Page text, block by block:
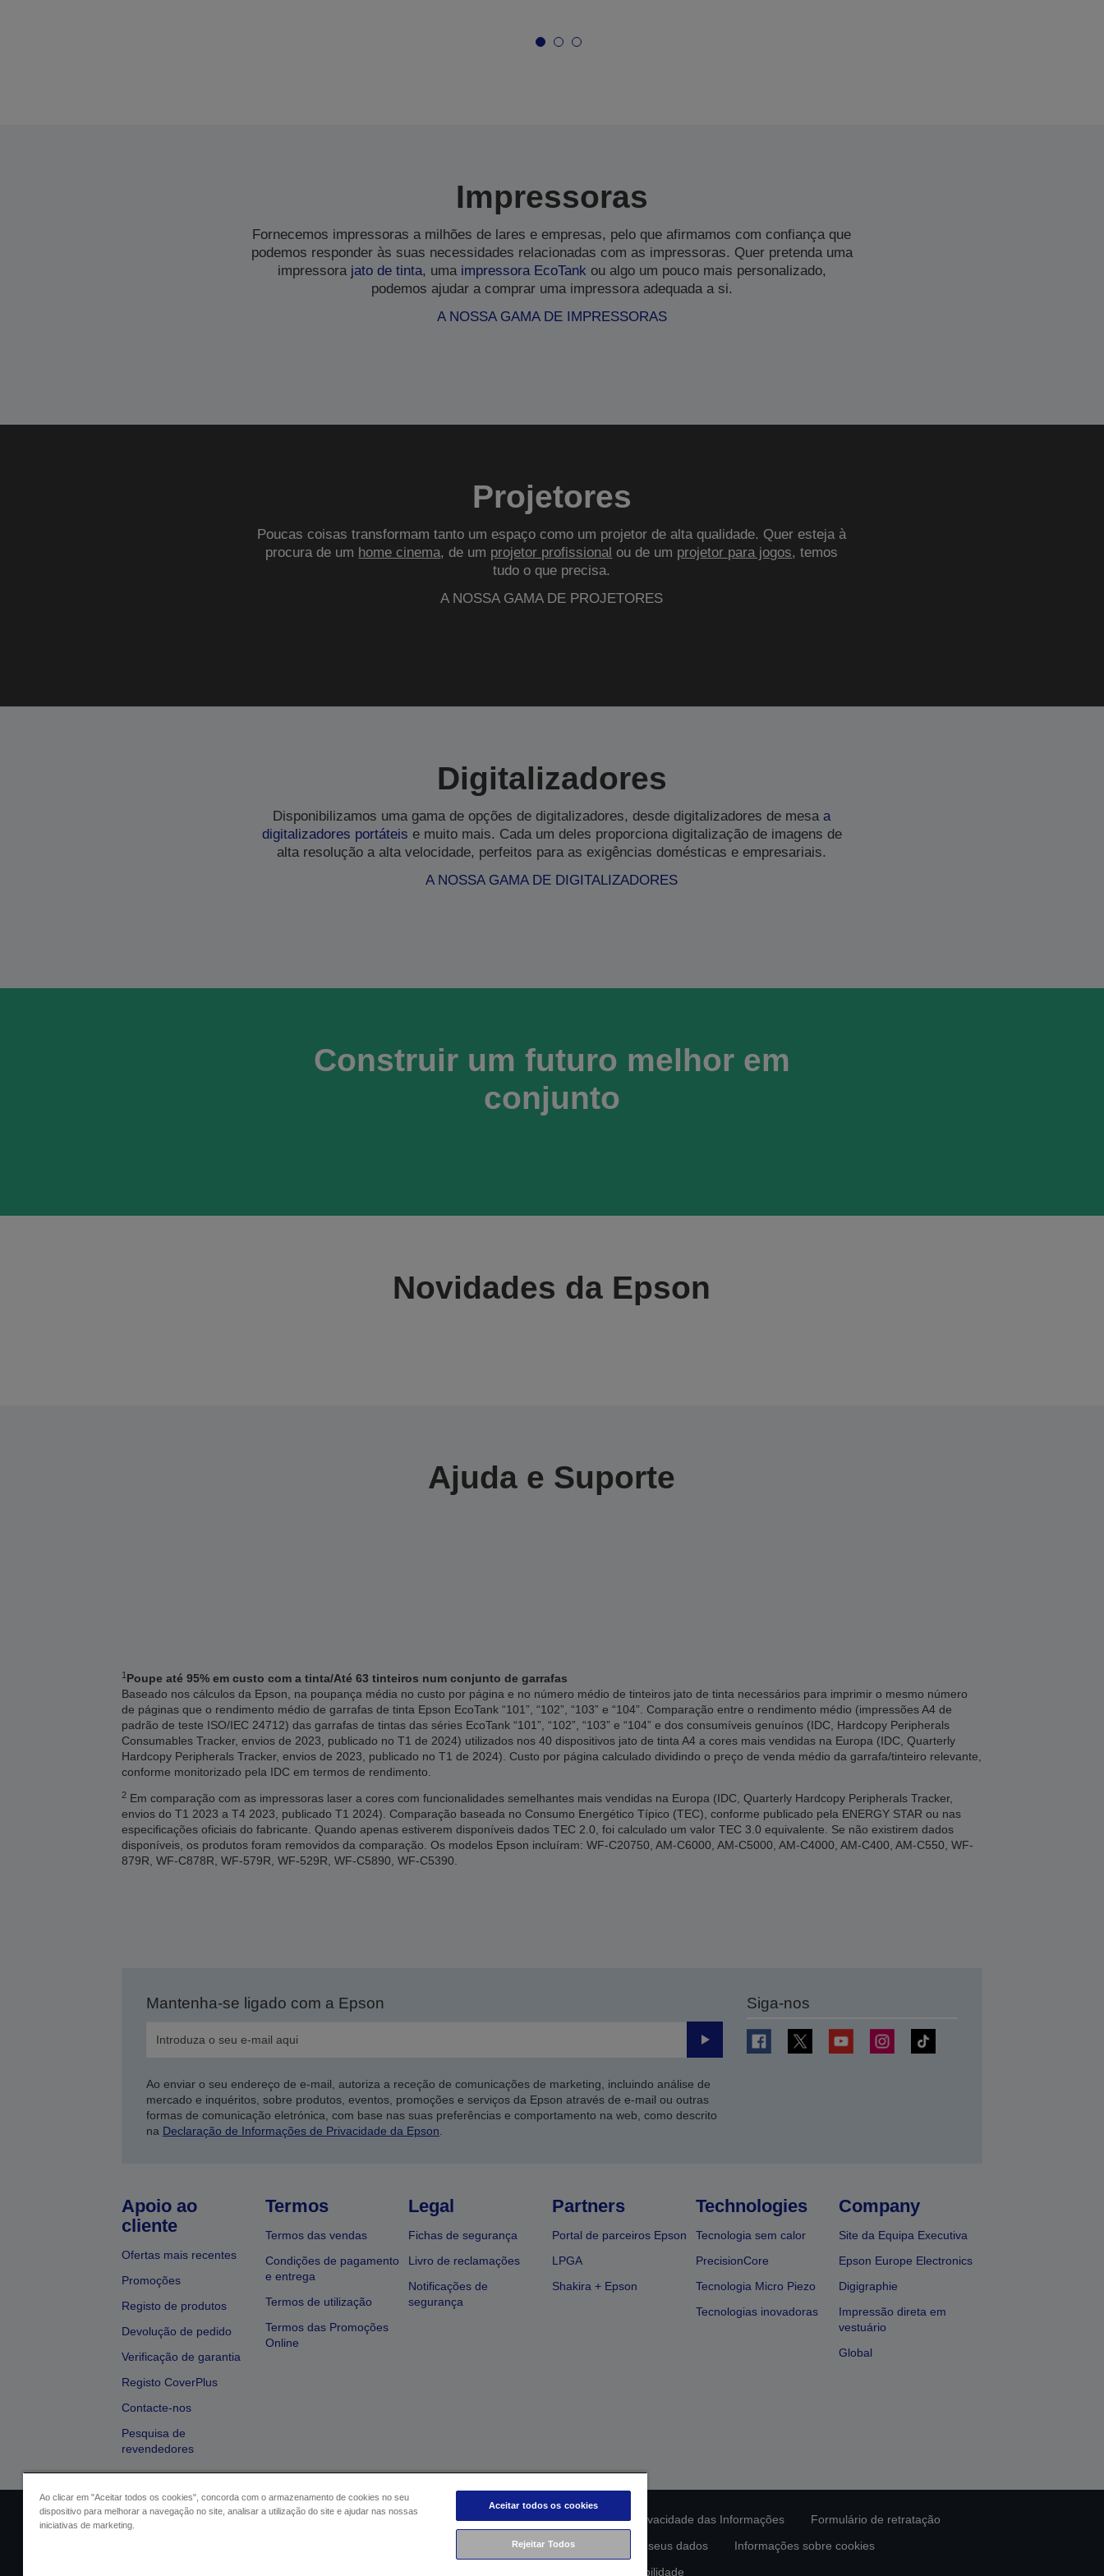
Impressoras
Fornecemos impressoras a milhões de lares e empresas, pelo que afirmamos com confiança que
podemos responder às suas necessidades relacionadas com as impressoras. Quer pretenda uma
impressora jato de tinta, uma impressora EcoTank ou algo um pouco mais personalizado,
podemos ajudar a comprar uma impressora adequada a si.
A NOSSA GAMA DE IMPRESSORAS
Projetores
Poucas coisas transformam tanto um espaço como um projetor de alta qualidade. Quer esteja à
procura de um home cinema, de um projetor profissional ou de um projetor para jogos, temos
tudo o que precisa.
A NOSSA GAMA DE PROJETORES
Digitalizadores
Disponibilizamos uma gama de opções de digitalizadores, desde digitalizadores de mesaa
digitalizadores portáteis e muito mais. Cada um deles proporciona digitalização de imagens de
alta resolução a alta velocidade, perfeitos para as exigências domésticas e empresariais.
A NOSSA GAMA DE DIGITALIZADORES
Construir um futuro melhor em
conjunto
Novidades da Epson
Ajuda e Suporte
1Poupe até 95% em custo com a tinta/Até 63 tinteiros num conjunto de garrafas
Baseado nos cálculos da Epson, na poupança média no custo por página e no número médio de tinteiros jato de tinta necessários para imprimir o mesmo número
de páginas que o rendimento médio de garrafas de tinta Epson EcoTank “101”, “102”, “103” e “104”. Comparação entre o rendimento médio (impressões A4 de
padrão de teste ISO/IEC 24712) das garrafas de tintas das séries EcoTank “101”, “102”, “103” e “104” e dos consumíveis genuínos (IDC, Hardcopy Peripherals
Consumables Tracker, envios de 2023, publicado no T1 de 2024) utilizados nos 40 dispositivos jato de tinta A4 a cores mais vendidas na Europa (IDC, Quarterly
Hardcopy Peripherals Tracker, envios de 2023, publicado no T1 de 2024). Custo por página calculado dividindo o preço de venda médio da garrafa/tinteiro relevante,
conforme monitorizado pela IDC em termos de rendimento.
2Em comparação com as impressoras laser a cores com funcionalidades semelhantes mais vendidas na Europa (IDC, Quarterly Hardcopy Peripherals Tracker,
envios do T1 2023 a T4 2023, publicado T1 2024). Comparação baseada no Consumo Energético Típico (TEC), conforme publicado pela ENERGY STAR ou nas
especificações oficiais do fabricante. Quando apenas estiverem disponíveis dados TEC 2.0, foi calculado um valor TEC 3.0 equivalente. Se não existirem dados
disponíveis, os produtos foram removidos da comparação. Os modelos Epson incluíram: WF-C20750, AM-C6000, AM-C5000, AM-C4000, AM-C400, AM-C550, WF-
879R, WF-C878R, WF-579R, WF-529R, WF-C5890, WF-C5390.
Mantenha-se ligado com a Epson
Enviar
Ao enviar o seu endereço de e-mail, autoriza a receção de comunicações de marketing, incluindo análise de
mercado e inquéritos, sobre produtos, eventos, promoções e serviços da Epson através de e-mail ou outras
formas de comunicação eletrónica, com base nas suas preferências e comportamento na web, como descrito
na Declaração de Informações de Privacidade da Epson
Siga-nos
Apoio ao
cliente
Ofertas mais recentes
Promoções
Registo de produtos
Devolução de pedido
Verificação de garantia
Registo CoverPlus
Contacte-nos
Pesquisa de
revendedores
Termos
Termos das vendas
Condições de pagamento
e entrega
Termos de utilização
Termos das Promoções
Online
Legal
Fichas de segurança
Livro de reclamações
Notificações de
segurança
Partners
Portal de parceiros Epson
LPGA
Shakira + Epson
Technologies
Tecnologia sem calor
PrecisionCore
Tecnologia Micro Piezo
Tecnologias inovadoras
Company
Site da Equipa Executiva
Epson Europe Electronics
Digigraphie
Impressão direta em
vestuário
Global
Identificação do vendedor Identificação da conformidade do produto Declaração de Privacidade das Informações
Formulário de retratação
Contacte-nos sobre os seus dados
Informações sobre cookies
Compromisso da Epson para com a acessibilidade
Ao clicar em "Aceitar todos os cookies", concorda com o armazenamento de cookies no seu
dispositivo para melhorar a navegação no site, analisar a utilização do site e ajudar nas nossas
iniciativas de marketing.
Aceitar todos os cookies
Rejeitar Todos